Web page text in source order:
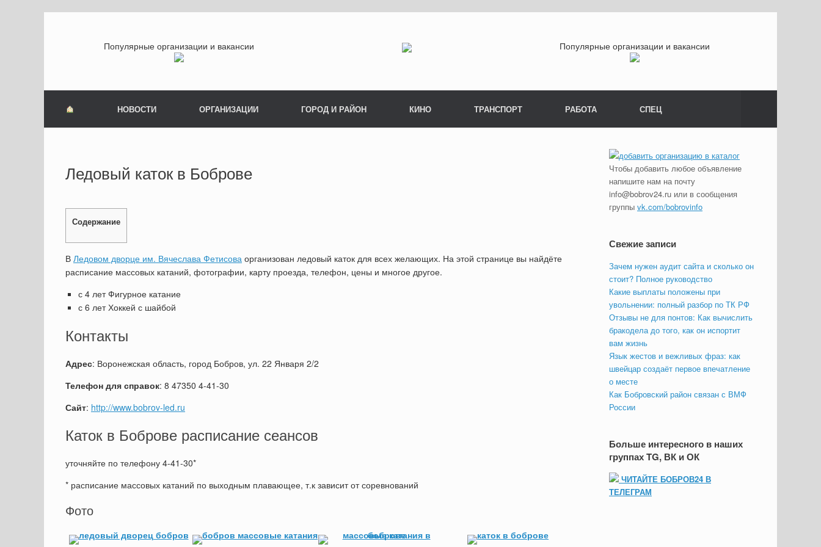
Популярные организации и вакансии Популярные организации и вакансии
НОВОСТИ ОРГАНИЗАЦИИ ГОРОД И РАЙОН КИНО ТРАНСПОРТ РАБОТА СПЕЦ
Ледовый каток в Боброве
Содержание
В Ледовом дворце им. Вячеслава Фетисова организован ледовый каток для всех желающих. На этой странице вы найдёте
расписание массовых катаний, фотографии, карту проезда, телефон, цены и многое другое.
с 4 лет Фигурное катание
с 6 лет Хоккей с шайбой
Контакты
Адрес: Воронежская область, город Бобров, ул. 22 Января 2/2
Телефон для справок: 8 47350 4-41-30
Сайт: http://www.bobrov-led.ru
Каток в Боброве расписание сеансов
уточняйте по телефону 4-41-30*
* расписание массовых катаний по выходным плавающее, т.к зависит от соревнований
Фото
Чтобы добавить любое объявление
напишите нам на почту
info@bobrov24.ru или в сообщения
группы vk.com/bobrovinfo
Свежие записи
Зачем нужен аудит сайта и сколько он
стоит? Полное руководство
Какие выплаты положены при
увольнении: полный разбор по ТК РФ
Отзывы не для понтов: Как вычислить
бракодела до того, как он испортит
вам жизнь
Язык жестов и вежливых фраз: как
швейцар создаёт первое впечатление
о месте
Как Бобровский район связан с ВМФ
России
Больше интересного в наших
группах TG, ВК и ОК
ЧИТАЙТЕ БОБРОВ24 В
ТЕЛЕГРАМ